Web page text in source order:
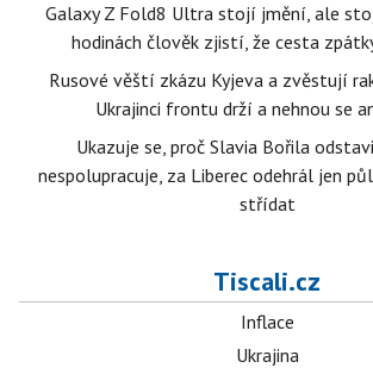
Galaxy Z Fold8 Ultra stojí jmění, ale
hodinách člověk zjistí, že cesta
Rusové věští zkázu Kyjeva a zvěstují
Ukrajinci frontu drží a nehnou se
Ukazuje se, proč Slavia Bořila
nespolupracuje, za Liberec odehrál jen
střídat
Tiscali.cz
Inflace
Ukrajina